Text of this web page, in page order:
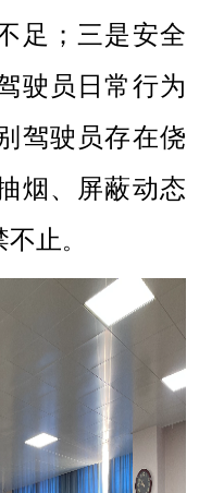
足；三是安全
驶员日常行为
驾驶员存在侥
烟、屏蔽动态
不止 。